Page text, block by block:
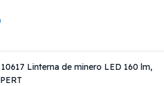
10617 Linterna de minero LED 160 lm,